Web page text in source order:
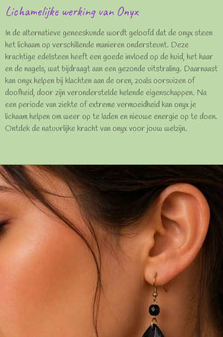
Lichamelijke werking van Onyx
In de alternatieve geneeskunde wordt geloofd dat de onyx steen
het lichaam op verschillende manieren ondersteunt. Deze
krachtige edelsteen heeft een goede invloed op de huid, het haar
en de nagels, wat bijdraagt aan een gezonde uitstraling. Daarnaast
kan onyx helpen bij klachten aan de oren, zoals oorsuizen of
doofheid, door zijn veronderstelde helende eigenschappen. Na
een periode van ziekte of extreme vermoeidheid kan onyx je
lichaam helpen om weer op te laden en nieuwe energie op te doen.
Ontdek de natuurlijke kracht van onyx voor jouw welzijn.